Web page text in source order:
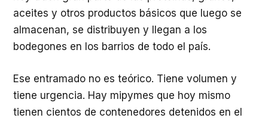
aceites y otros productos básicos que luego se
almacenan, se distribuyen y llegan a los
bodegones en los barrios de todo el país.
Ese entramado no es teórico. Tiene volumen y
tiene urgencia. Hay mipymes que hoy mismo
tienen cientos de contenedores detenidos en el